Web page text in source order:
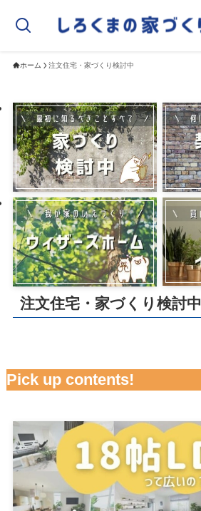
ホーム 注文住宅・家づくり検討中
注文住宅・家づくり検討中
Pick up contents!